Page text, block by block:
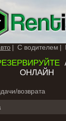
С водителем
ОНЛАЙН
возврата